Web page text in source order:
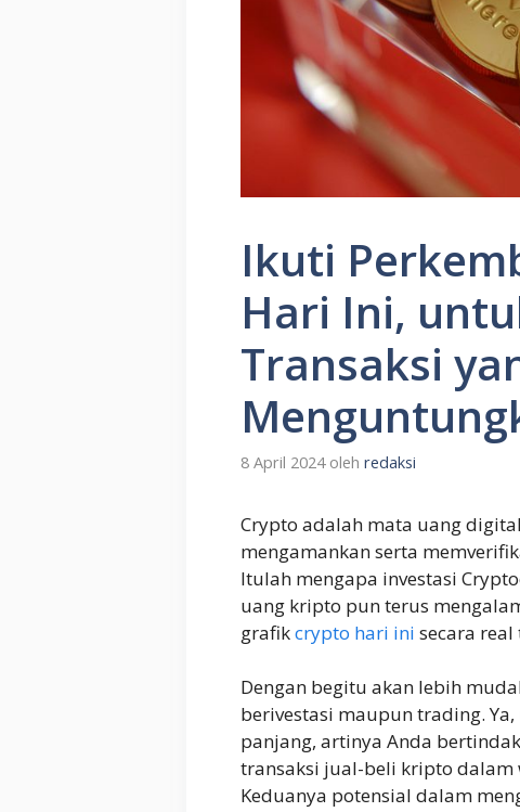
Ikuti
Hari Ini,
Transaksi
8 April 2024 oleh redaksi
Crypto adalah mata uang
mengamankan serta
Itulah mengapa investasi
uang kripto pun terus
grafikcrypto hari ini secara real
Dengan begitu akan lebih
berivestasi maupun trading.
panjang, artinya Anda
transaksi jual-beli kripto dalam
Keduanya potensial dalam